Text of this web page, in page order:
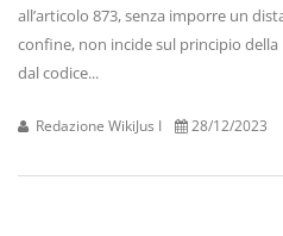
all’articolo 873, senza imporre un
confine, non incide sul principio
dal codice...
Redazione WikiJus I 28/12/2023